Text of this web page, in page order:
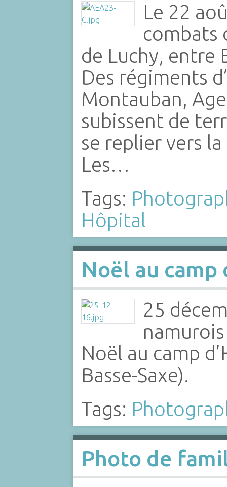
Le 22
combats
de Luchy, entre
Des régiments
Montauban,
subissent de
se replier vers
Les…
Tags:
Hôpital
Noël au
25
Noël au camp
Basse-Saxe).
Tags:
Photo de